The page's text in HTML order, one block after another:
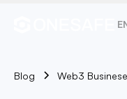
Blog Web3